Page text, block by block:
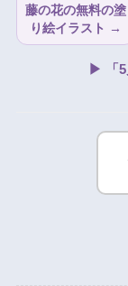
藤の花の無料の塗
り絵イラスト →
▶ 「5